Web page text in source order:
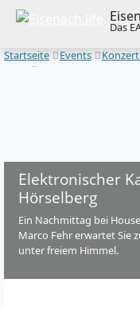
Das
Startseite
Events
Hörselberg
Elektronischer
Hörselberg
Ein Nachmittag bei
Marco Fehr erwartet Sie
unter freiem Himmel.